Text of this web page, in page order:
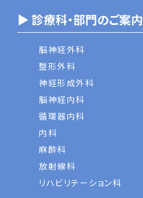
▶ 診療科・部門のご案内
脳神経外科
整形外科
神経形成外科
脳神経内科
循環器内科
内科
麻酔科
放射線科
リハビリテーション科